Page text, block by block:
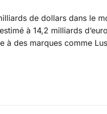
de dollars dans le
à 14,2 milliards
des marques comme